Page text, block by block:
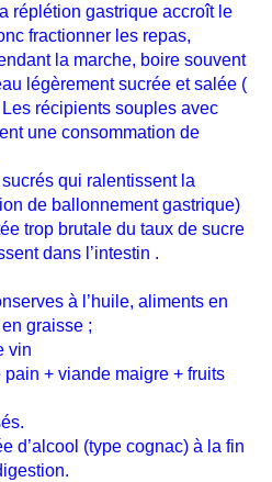
réplétion gastrique accroît le
fractionner les repas,
la marche, boire souvent
légèrement sucrée et salée (
récipients souples avec
une consommation de
qui ralentissent la
de ballonnement gastrique)
trop brutale du taux de sucre
dans l’intestin .
à l’huile, aliments en
graisse ;
vin
+ viande maigre + fruits
d’alcool (type cognac) à la fin